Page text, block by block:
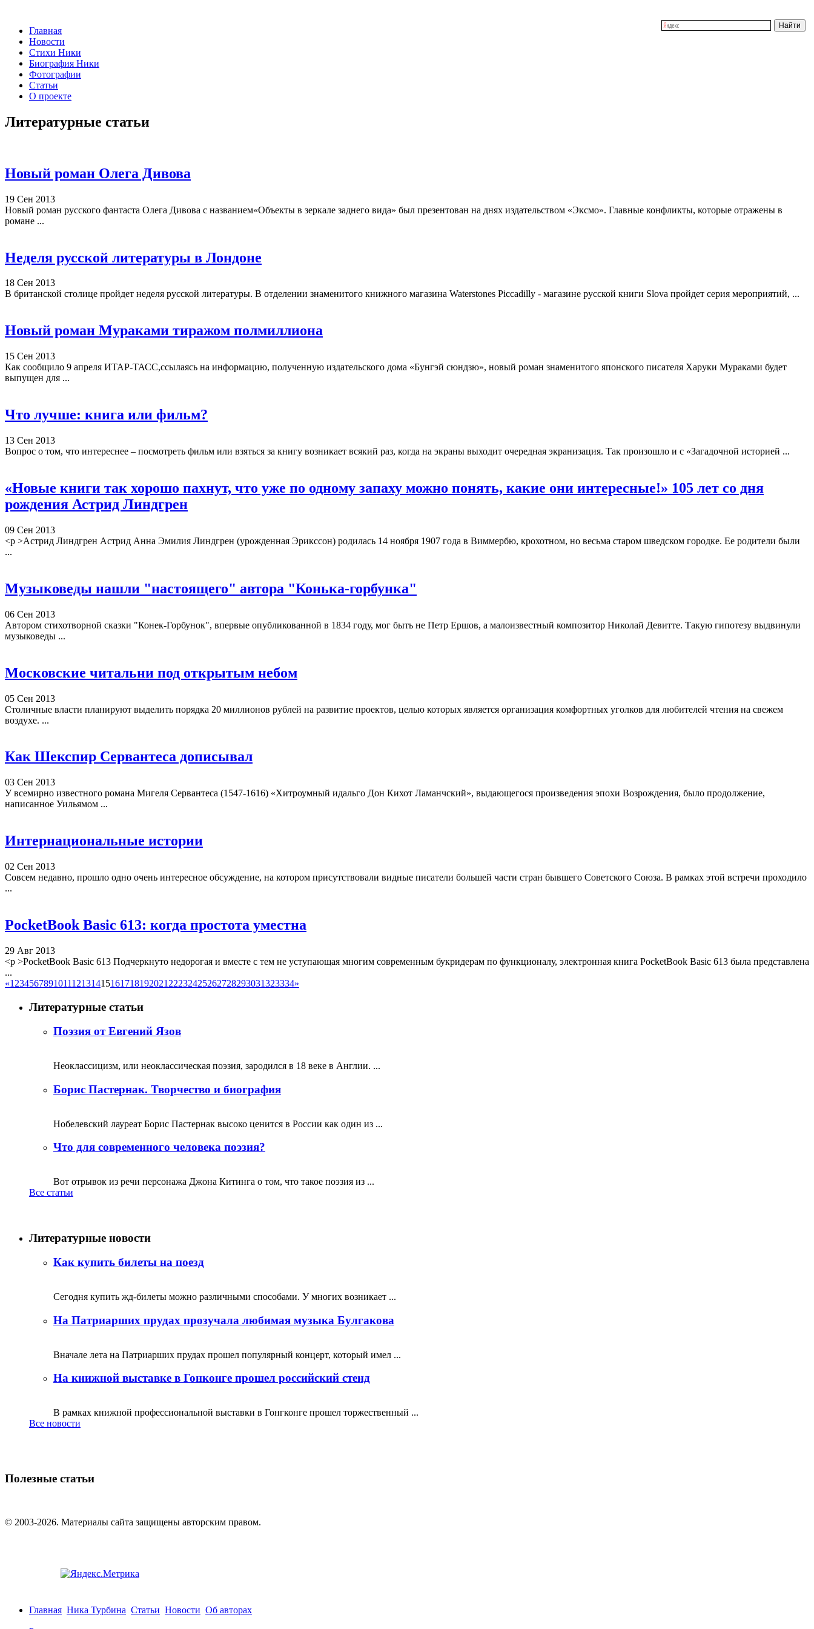
Главная
Новости
Стихи Ники
Биография Ники
Фотографии
Статьи
О проекте
Литературные статьи
Новый роман Олега Дивова
19 Сен 2013
Новый роман русского фантаста Олега Дивова с названием«Объекты в зеркале заднего вида» был презентован на днях издательством «Эксмо». Главные конфликты, которые отражены в
романе ...
Неделя русской литературы в Лондоне
18 Сен 2013
В британской столице пройдет неделя русской литературы. В отделении знаменитого книжного магазина Waterstones Piccadilly - магазине русской книги Slova пройдет серия мероприятий, ...
Новый роман Мураками тиражом полмиллиона
15 Сен 2013
Как сообщило 9 апреля ИТАР-ТАСС,ссылаясь на информацию, полученную издательского дома «Бунгэй сюндзю», новый роман знаменитого японского писателя Харуки Мураками будет
выпущен для ...
Что лучше: книга или фильм?
13 Сен 2013
Вопрос о том, что интереснее – посмотреть фильм или взяться за книгу возникает всякий раз, когда на экраны выходит очередная экранизация. Так произошло и с «Загадочной историей ...
«Новые книги так хорошо пахнут, что уже по одному запаху можно понять, какие они интересные!» 105 лет со дня
рождения Астрид Линдгрен
09 Сен 2013
<p >Астрид Линдгрен Астрид Анна Эмилия Линдгрен (урожденная Эрикссон) родилась 14 ноября 1907 года в Виммербю, крохотном, но весьма старом шведском городке. Ее родители были
...
Музыковеды нашли "настоящего" автора "Конька-горбунка"
06 Сен 2013
Автором стихотворной сказки "Конек-Горбунок", впервые опубликованной в 1834 году, мог быть не Петр Ершов, а малоизвестный композитор Николай Девитте. Такую гипотезу выдвинули
музыковеды ...
Московские читальни под открытым небом
05 Сен 2013
Столичные власти планируют выделить порядка 20 миллионов рублей на развитие проектов, целью которых является организация комфортных уголков для любителей чтения на свежем
воздухе. ...
Как Шекспир Сервантеса дописывал
03 Сен 2013
У всемирно известного романа Мигеля Сервантеса (1547-1616) «Хитроумный идальго Дон Кихот Ламанчский», выдающегося произведения эпохи Возрождения, было продолжение,
написанное Уильямом ...
Интернациональные истории
02 Сен 2013
Совсем недавно, прошло одно очень интересное обсуждение, на котором присутствовали видные писатели большей части стран бывшего Советского Союза. В рамках этой встречи проходило
...
PocketBook Basic 613: когда простота уместна
29 Авг 2013
<p >PocketBook Basic 613 Подчеркнуто недорогая и вместе с тем не уступающая многим современным букридерам по функционалу, электронная книга PocketBook Basic 613 была представлена
...
«1 23456789101112131415161718192021 22232425262728293031323334»
Литературные статьи
Поэзия от Евгений Язов
Неоклассицизм, или неоклассическая поэзия, зародился в 18 веке в Англии. ...
Борис Пастернак. Творчество и биография
Нобелевский лауреат Борис Пастернак высоко ценится в России как один из ...
Что для современного человека поэзия?
Вот отрывок из речи персонажа Джона Китинга о том, что такое поэзия из ...
Все статьи
Литературные новости
Как купить билеты на поезд
Сегодня купить жд-билеты можно различными способами. У многих возникает ...
На Патриарших прудах прозучала любимая музыка Булгакова
Вначале лета на Патриарших прудах прошел популярный концерт, который имел ...
На книжной выставке в Гонконге прошел российский стенд
В рамках книжной профессиональной выставки в Гонгконге прошел торжественный ...
Все новости
Полезные статьи
© 2003-2026. Материалы сайта защищены авторским правом.
Главная Ника Турбина Статьи Новости Об авторах